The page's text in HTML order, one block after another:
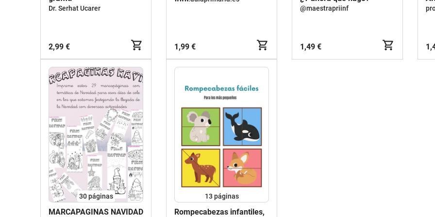
Dr. Serhat Ucarer
2,99 € 1,99 €
@maestrapriinf
1,49 €
30páginas
MARCAPAGINAS NAVIDAD
13 páginas
Rompecabezas infantiles,